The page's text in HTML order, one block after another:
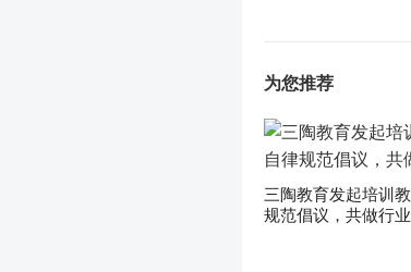
为您推荐
三陶教育发起培训
规范倡议，共做行